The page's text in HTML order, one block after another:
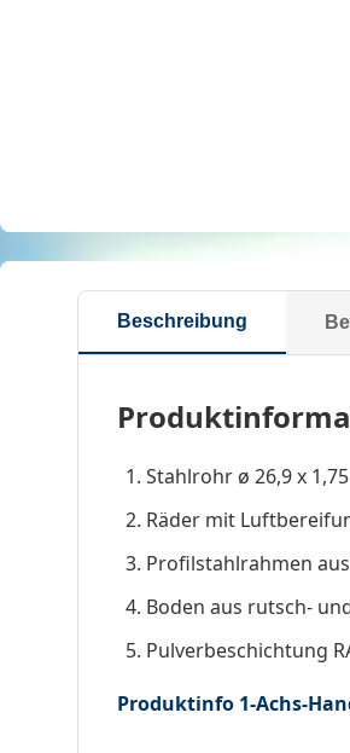
Beschreibung
Stahlrohr ø 26,9 x
Räder mit
Profilstahlrahmen
Boden aus rutsch-
Pulverbeschichtung
Produktinfo 1-Achs-